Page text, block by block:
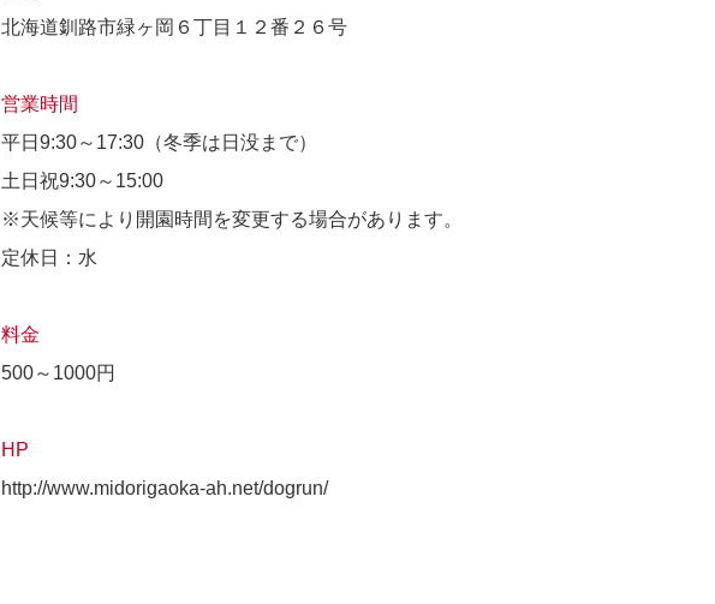
北海道釧路市緑ヶ岡６丁目１２番２６号
営業時間
平日9:30～17:30（冬季は日没まで）
土日祝9:30～15:00
※天候等により開園時間を変更する場合があります。
定休日：水
料金
500～1000円
HP
http://www.midorigaoka-ah.net/dogrun/